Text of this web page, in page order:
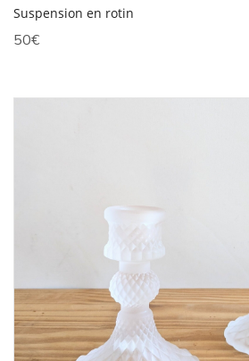
Suspension en rotin
50€